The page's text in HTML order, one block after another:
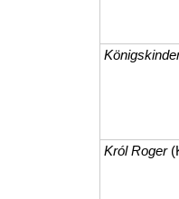
Król Roger